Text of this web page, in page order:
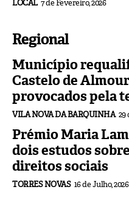
LOCAL 7 de Fevereiro, 2026
Regional
Município
Castelo de
provocados pela
VILA NOVA DA BARQUINHA 29
Prémio Maria
dois estudos
direitos sociais
TORRES NOVAS 16 de Julho, 2026